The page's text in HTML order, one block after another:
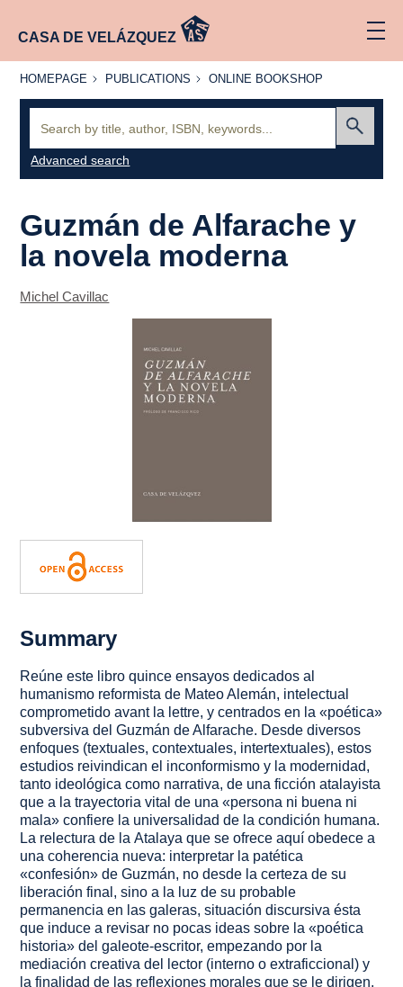
CASA DE VELÁZQUEZ
HOMEPAGE
HOMEPAGE PUBLICATIONS
PUBLICATIONS
ONLINE
ONLINE BOOKSHOP
Advanced search
Guzmán de Alfarache y
la novela moderna
Michel Cavillac
Summary
Reúne este libro quince ensayos dedicados al
humanismo reformista de Mateo Alemán, intelectual
comprometidoavant la lettre, y centrados en la «poética»
subversiva delGuzmán de Alfarache. Desde diversos
enfoques (textuales, contextuales, intertextuales), estos
estudios reivindican el inconformismo y la modernidad,
tanto ideológica como narrativa, de una ficciónatalayista
que a la trayectoria vital de una «persona ni buena ni
mala» confiere la universalidad de la condición humana.
La relectura de laAtalaya que se ofrece aquí obedece a
una coherencia nueva: interpretar la patética
«confesión» de Guzmán, no desde la certeza de su
liberación final, sino a la luz de su probable
permanencia en las galeras, situación discursiva ésta
que induce a revisar no pocas ideas sobre la «poética
historia» del galeote-escritor, empezando por la
mediación creativa del lector (interno o extraficcional) y
la finalidad de las reflexiones morales que se le dirigen.